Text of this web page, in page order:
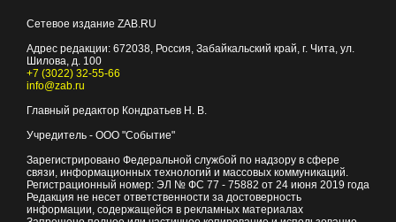
Сетевое издание ZAB.RU
Адрес редакции: 672038, Россия, Забайкальский край, г. Чита, ул.
Шилова, д. 100
+7 (3022) 32-55-66
info@zab.ru
Главный редактор Кондратьев Н. В.
Учредитель - ООО "Событие"
Зарегистрировано Федеральной службой по надзору в сфере
связи, информационных технологий и массовых коммуникаций.
Регистрационный номер: ЭЛ № ФС 77 - 75882 от 24 июня 2019 года
Редакция не несет ответственности за достоверность
информации, содержащейся в рекламных материалах